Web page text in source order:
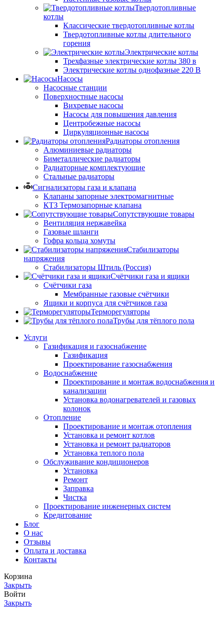
Твердотопливные
котлы
Классические твердотопливные котлы
Твердотопливные котлы длительного
горения
Электрические котлы
Трехфазные электрические котлы 380 в
Электрические котлы однофазные 220 В
Насосы
Насосные станции
Поверхностные насосы
Вихревые насосы
Насосы для повышения давления
Центробежные насосы
Циркуляционные насосы
Радиаторы отопления
Алюминиевые радиаторы
Биметаллические радиаторы
Радиаторные комплектующие
Стальные радиаторы
Сигнализаторы газа и клапана
Клапаны запорные электромагнитные
КТЗ Термозапорные клапана
Сопутствующие товары
Вентиляция нержавейка
Газовые шланги
Гофра кольца хомуты
Стабилизаторы
напряжения
Стабилизаторы Штиль (Россия)
Счётчики газа и ящики
Счётчики газа
Мембранные газовые счётчики
Ящики и корпуса для счётчиков газа
Терморегуляторы
Трубы для тёплого пола
Услуги
Газификация и газоснабжение
Газификация
Проектирование газоснабжения
Водоснабжение
Проектирование и монтаж водоснабжения и
канализации
Установка водонагревателей и газовых
колонок
Отопление
Проектирование и монтаж отопления
Установка и ремонт котлов
Установка и ремонт радиаторов
Установка теплого пола
Обслуживание кондиционеров
Установка
Ремонт
Заправка
Чистка
Проектирование инженерных систем
Кредитование
Блог
О нас
Отзывы
Оплата и доставка
Контакты
Корзина
Закрыть
Войти
Закрыть